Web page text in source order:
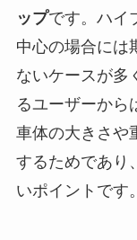
ップです。ハイ
中心の場合には
ないケースが多
るユーザーから
車体の大きさや
するためであり
いポイントです。